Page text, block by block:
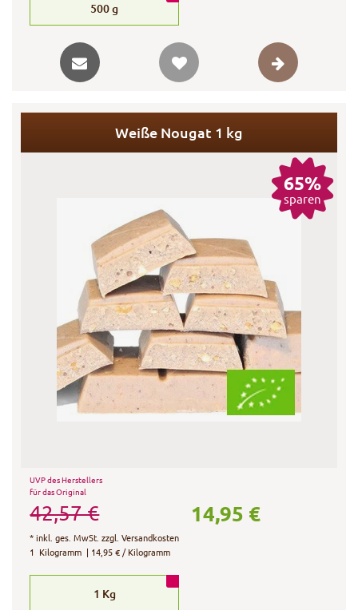
500g
Weiße Nougat 1 kg
65%
sparen
UVP des Herstellers
für das Original
42,57 € 14,95 €
*inkl. ges. MwSt. zzgl.Versandkosten
1 Kilogramm | 14,95 € / Kilogramm
1 Kg